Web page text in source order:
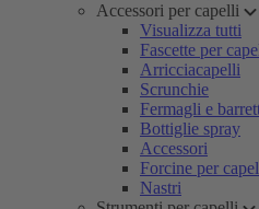
Accessori per capelli
Visualizza tutti
Fascette per
Arricciacapelli
Scrunchie
Fermagli e
Bottiglie spray
Accessori
Forcine per
Nastri